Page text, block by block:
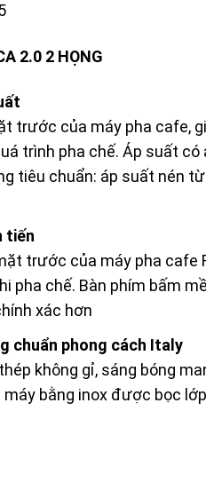
2.0 2 HỌNG
trước của máy pha cafe,
trình pha chế. Áp suất có
tiêu chuẩn: áp suất nén
tiến
trước của máy pha cafe
pha chế. Bàn phím bấm
xác hơn
chuẩn phong cách Italy
không gỉ, sáng bóng
bằng inox được bọc